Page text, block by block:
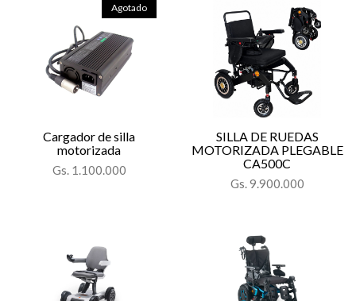
Agotado
Cargador de silla
motorizada
Gs. 1.100.000
SILLA DE RUEDAS
MOTORIZADA PLEGABLE
CA500C
Gs. 9.900.000